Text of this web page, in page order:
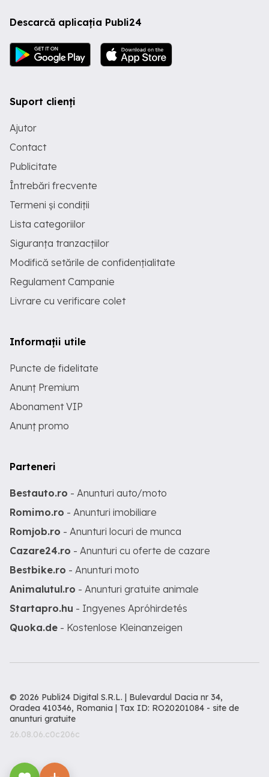
Descarcă aplicația Publi24
Suport clienți
Ajutor
Contact
Publicitate
Întrebări frecvente
Termeni și condiții
Lista categoriilor
Siguranța tranzacțiilor
Modifică setările de confidențialitate
Regulament Campanie
Livrare cu verificare colet
Informații utile
Puncte de fidelitate
Anunț Premium
Abonament VIP
Anunț promo
Parteneri
Bestauto.ro - Anunturi auto/moto
Romimo.ro - Anunturi imobiliare
Romjob.ro - Anunturi locuri de munca
Cazare24.ro - Anunturi cu oferte de cazare
Bestbike.ro - Anunturi moto
Animalutul.ro - Anunturi gratuite animale
Startapro.hu - Ingyenes Apróhirdetés
Quoka.de - Kostenlose Kleinanzeigen
© 2026 Publi24 Digital S.R.L. | Bulevardul Dacia nr 34,
Oradea 410346, Romania | Tax ID: RO20201084 - site de
anunturi gratuite
26.08.06.c0c206c